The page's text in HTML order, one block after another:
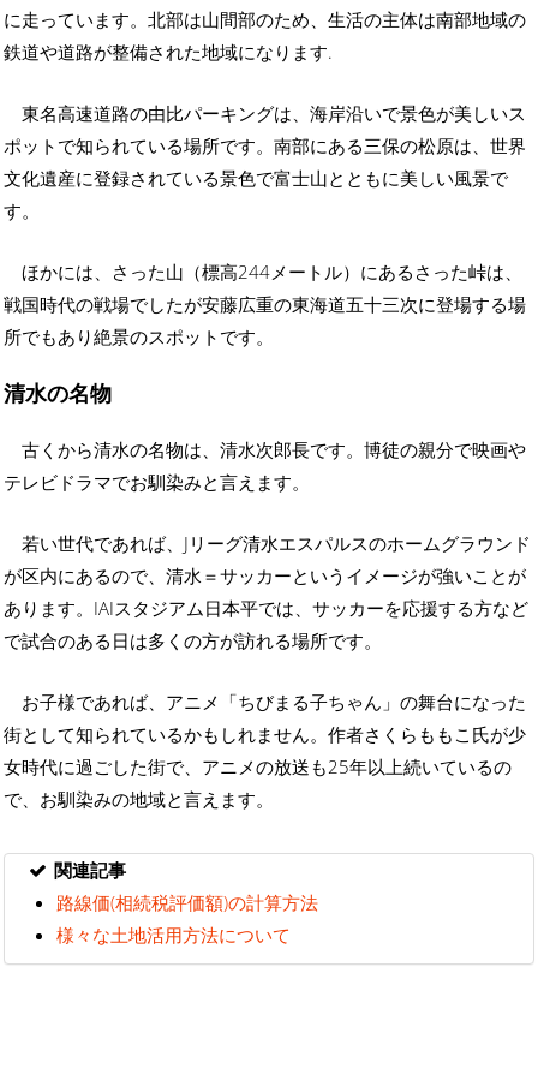
に走っています。北部は山間部のため、生活の主体は南部地域の
鉄道や道路が整備された地域になります.
東名高速道路の由比パーキングは、海岸沿いで景色が美しいス
ポットで知られている場所です。南部にある三保の松原は、世界
文化遺産に登録されている景色で富士山とともに美しい風景で
す。
ほかには、さった山（標高244メートル）にあるさった峠は、
戦国時代の戦場でしたが安藤広重の東海道五十三次に登場する場
所でもあり絶景のスポットです。
清水の名物
古くから清水の名物は、清水次郎長です。博徒の親分で映画や
テレビドラマでお馴染みと言えます。
若い世代であれば、Jリーグ清水エスパルスのホームグラウンド
が区内にあるので、清水＝サッカーというイメージが強いことが
あります。IAIスタジアム日本平では、サッカーを応援する方など
で試合のある日は多くの方が訪れる場所です。
お子様であれば、アニメ「ちびまる子ちゃん」の舞台になった
街として知られているかもしれません。作者さくらももこ氏が少
女時代に過ごした街で、アニメの放送も25年以上続いているの
で、お馴染みの地域と言えます。
関連記事
路線価(相続税評価額)の計算方法
様々な土地活用方法について